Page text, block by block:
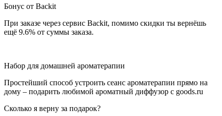
Бонус от Backit
При заказе через сервис Backit, помимо скидки ты вернёшь
ещё 9.6% от суммы заказа.
Набор для домашней ароматерапии
Простейший способ устроить сеанс ароматерапии прямо на
дому – подарить любимой ароматный диффузор с goods.ru
Сколько я верну за подарок?